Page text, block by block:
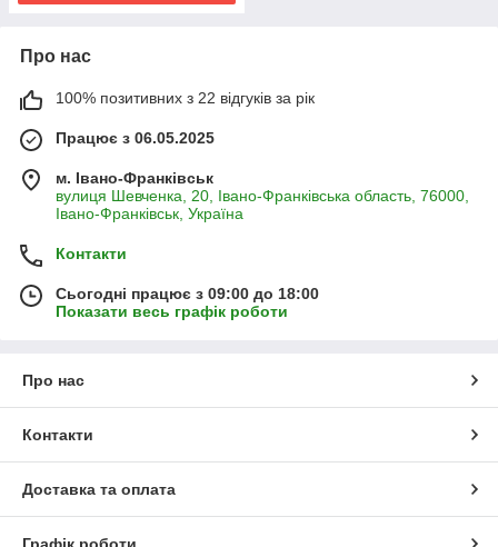
Про нас
100% позитивних з 22 відгуків за рік
Працює з 06.05.2025
м. Івано-Франківськ
вулиця Шевченка, 20, Івано-Франківська область, 76000,
Івано-Франківськ, Україна
Контакти
Сьогодні працює з 09:00 до 18:00
Показати весь графік роботи
Про нас
Контакти
Доставка та оплата